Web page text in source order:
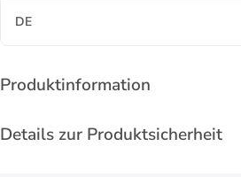
DE
Produktinformation
Details zur Produktsicherheit